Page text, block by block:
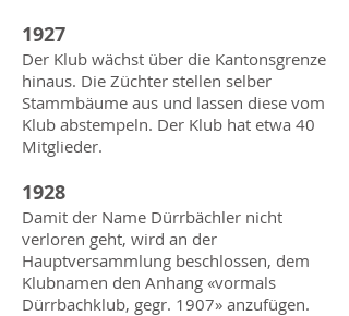
1927
Der Klub wächst über die Kantonsgrenze
hinaus. Die Züchter stellen selber
Stammbäume aus und lassen diese vom
Klub abstempeln. Der Klub hat etwa 40
Mitglieder.
1928
Damit der Name Dürrbächler nicht
verloren geht, wird an der
Hauptversammlung beschlossen, dem
Klubnamen den Anhang «vormals
Dürrbachklub, gegr. 1907» anzufügen.